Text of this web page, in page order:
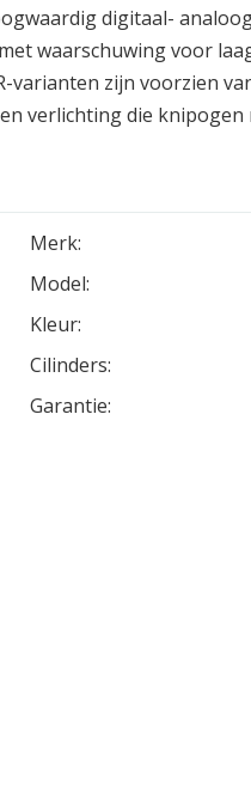
digitaal-
waarschuwing voor
zijn voorzien
verlichting die knipogen
Merk:
Model:
Kleur:
Cilinders:
Garantie: